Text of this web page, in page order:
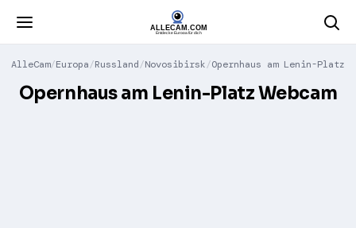
AlleCam Europa Russland Novosibirsk Opernhaus am Lenin-Platz
Opernhaus am Lenin-Platz Webcam